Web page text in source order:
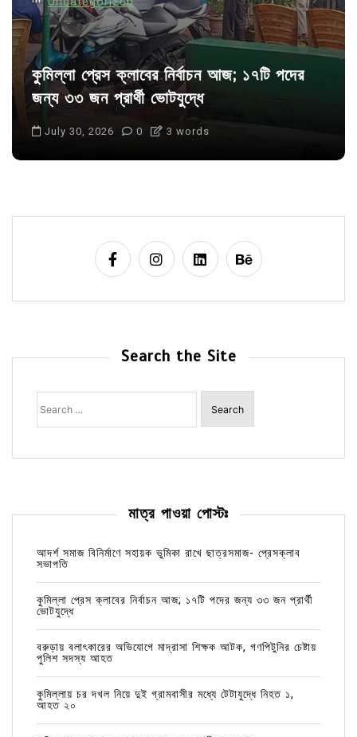
কুমিল্লা প্রেস ক্লাবের নির্বাচন আজ; ১৭টি পদের
জন্য ৩৩ জন প্রার্থী ভোটযুদ্ধে
July 30, 2026 0 3 words
Search the Site
Search
for:
মাত্র পাওয়া পোস্টঃ
আদর্শ সমাজ বিনির্মাণে সহায়ক ভুমিকা রাখে ছাত্রসমাজ- প্রেসক্লাব
সভাপতি
কুমিল্লা প্রেস ক্লাবের নির্বাচন আজ; ১৭টি পদের জন্য ৩৩ জন প্রার্থী
ভোটযুদ্ধে
বরুড়ায় বলাৎকারের অভিযোগে মাদ্রাসা শিক্ষক আটক, গণপিটুনির চেষ্টায়
পুলিশ সদস্য আহত
কুমিল্লায় চর দখল নিয়ে দুই গ্রামবাসীর মধ্যে টেটাযুদ্ধে নিহত ১,
আহত ২০